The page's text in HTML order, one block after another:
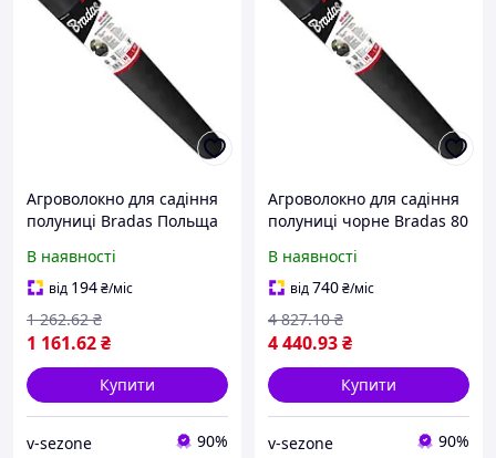
Агроволокно для садіння
полуниці Bradas Польща
AWB8008050
В наявності
від 194₴/міс
1 161.62₴
1 262.62 ₴
Купити
v-sezone 90%
Агроволокно для садіння
полуниці чорне Bradas 80
AWB8016100
В наявності
від740₴/міс
4 440.93₴
4 827.10 ₴
Купити
v-sezone 90%